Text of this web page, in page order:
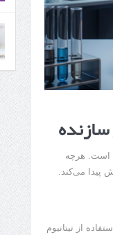
است. هرچه
پیدا می‌کند.
از تیتانیوم